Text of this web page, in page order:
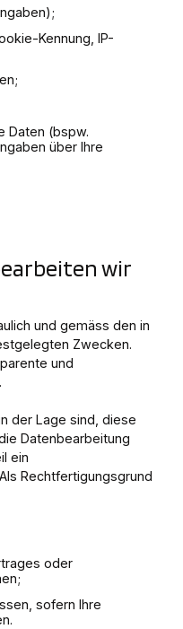
Kennung, IP-
Daten (bspw.
über Ihre
wir
und gemäss den in
Zwecken.
und
der Lage sind, diese
Datenbearbeitung
ein
Rechtfertigungsgrund
oder
sofern Ihre